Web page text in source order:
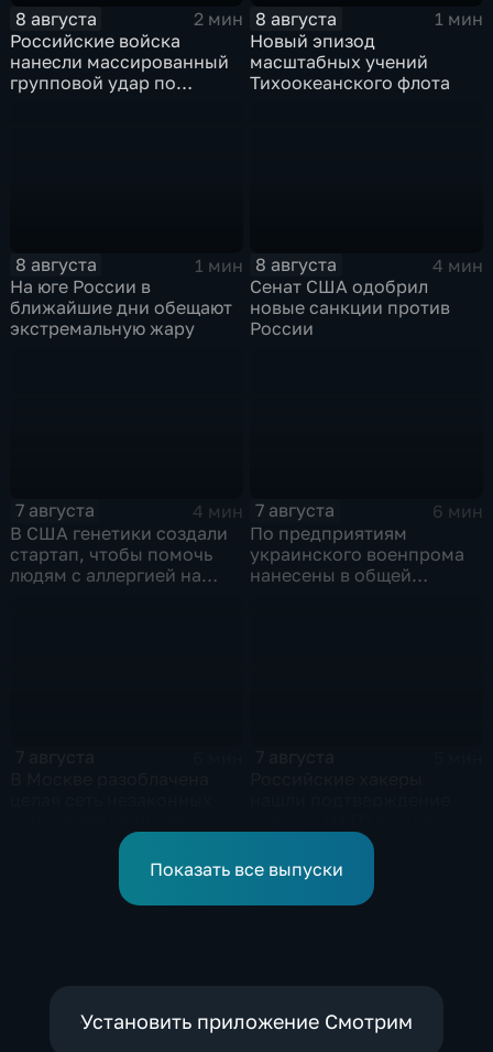
8 августа
2 мин
Российские войска
нанесли массированный
групповой удар по
8 августа
1 мин
Новый эпизод
масштабных учений
Тихоокеанского флота
8 августа
1 мин
На юге России в
ближайшие дни обещают
экстремальную жару
8 августа
4 мин
Сенат США одобрил
новые санкции против
России
7 августа
4 мин
В США генетики создали
стартап, чтобы помочь
людям с аллергией на
7 августа
6 мин
По предприятиям
украинского военпрома
нанесены в общей
Показать все выпуски
Установить приложение Смотрим